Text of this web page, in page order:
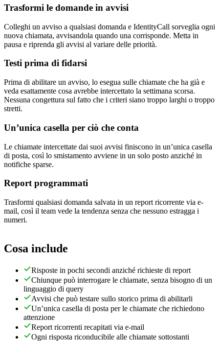
Trasformi le domande in avvisi
Colleghi un avviso a qualsiasi domanda e IdentityCall sorveglia ogni
nuova chiamata, avvisandola quando una corrisponde. Metta in
pausa e riprenda gli avvisi al variare delle priorità.
Testi prima di fidarsi
Prima di abilitare un avviso, lo esegua sulle chiamate che ha già e
veda esattamente cosa avrebbe intercettato la settimana scorsa.
Nessuna congettura sul fatto che i criteri siano troppo larghi o troppo
stretti.
Un’unica casella per ciò che conta
Le chiamate intercettate dai suoi avvisi finiscono in un’unica casella
di posta, così lo smistamento avviene in un solo posto anziché in
notifiche sparse.
Report programmati
Trasformi qualsiasi domanda salvata in un report ricorrente via e-
mail, così il team vede la tendenza senza che nessuno estragga i
numeri.
Cosa include
Risposte in pochi secondi anziché richieste di report
Chiunque può interrogare le chiamate, senza bisogno di un
linguaggio di query
Avvisi che può testare sullo storico prima di abilitarli
Un’unica casella di posta per le chiamate che richiedono
attenzione
Report ricorrenti recapitati via e-mail
Ogni risposta riconducibile alle chiamate sottostanti